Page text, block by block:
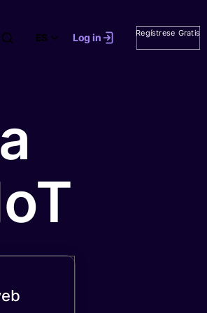
ES Log in Regístrese Gratis